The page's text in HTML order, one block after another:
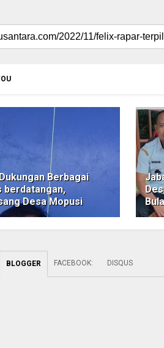
Berbagai
berdatangan,
Desa Mopusi
BLOGGER FACEBOOK: DISQUS